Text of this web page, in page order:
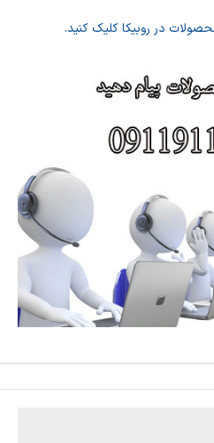
در روبیکا کلیک کنید.